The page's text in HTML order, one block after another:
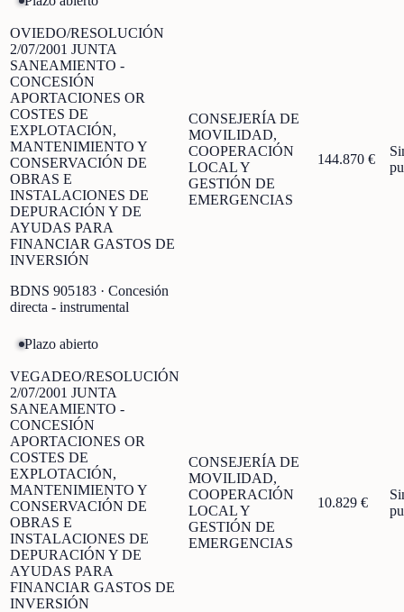
OVIEDO/RESOLUCIÓN
2/07/2001 JUNTA
SANEAMIENTO -
CONCESIÓN
APORTACIONES OR
COSTES DE
EXPLOTACIÓN,
MANTENIMIENTO Y
CONSERVACIÓN DE
OBRAS E
INSTALACIONES DE
DEPURACIÓN Y DE
AYUDAS PARA
FINANCIAR GASTOS DE
INVERSIÓN
BDNS 905183 · Concesión
directa - instrumental
CONSEJERÍA DE
MOVILIDAD,
COOPERACIÓN
LOCAL Y
GESTIÓN DE
EMERGENCIAS
144.870 €
Plazo abierto
VEGADEO/RESOLUCIÓN
2/07/2001 JUNTA
SANEAMIENTO -
CONCESIÓN
APORTACIONES OR
COSTES DE
EXPLOTACIÓN,
MANTENIMIENTO Y
CONSERVACIÓN DE
OBRAS E
INSTALACIONES DE
DEPURACIÓN Y DE
AYUDAS PARA
FINANCIAR GASTOS DE
INVERSIÓN
CONSEJERÍA DE
MOVILIDAD,
COOPERACIÓN
LOCAL Y
GESTIÓN DE
EMERGENCIAS
10.829 €